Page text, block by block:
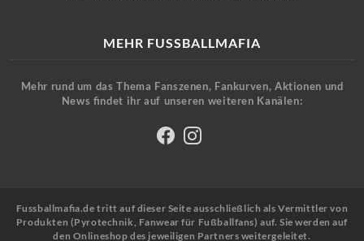
MEHR FUSSBALLMAFIA
Mehr rund um das Thema Fanszenen, Fankurven, Aktionen und
News findet ihr auf unseren weiteren Kanälen:
Fussballmafia.de tritt auf dieser Seite ausschließlich als Vermittler von
Produkten (Pyrotechnik, Fanwear für Fußballfans) auf. Sie werden auf
den Onlineshop des jeweiligen Partners weitergeleitet.